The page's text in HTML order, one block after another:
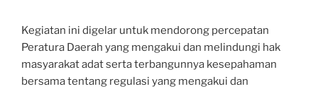
Kegiatan ini digelar untuk mendorong percepatan
Peratura Daerah yang mengakui dan melindungi hak
masyarakat adat serta terbangunnya kesepahaman
bersama tentang regulasi yang mengakui dan